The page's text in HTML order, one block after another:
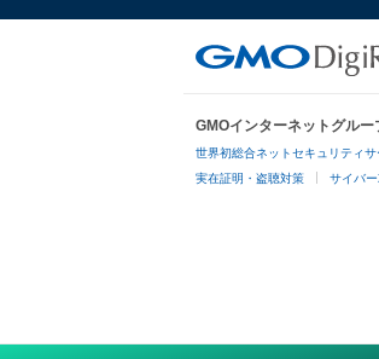
GMOインターネットグル
世界初総合ネットセキュリティ
実在証明・盗聴対策 サイバ